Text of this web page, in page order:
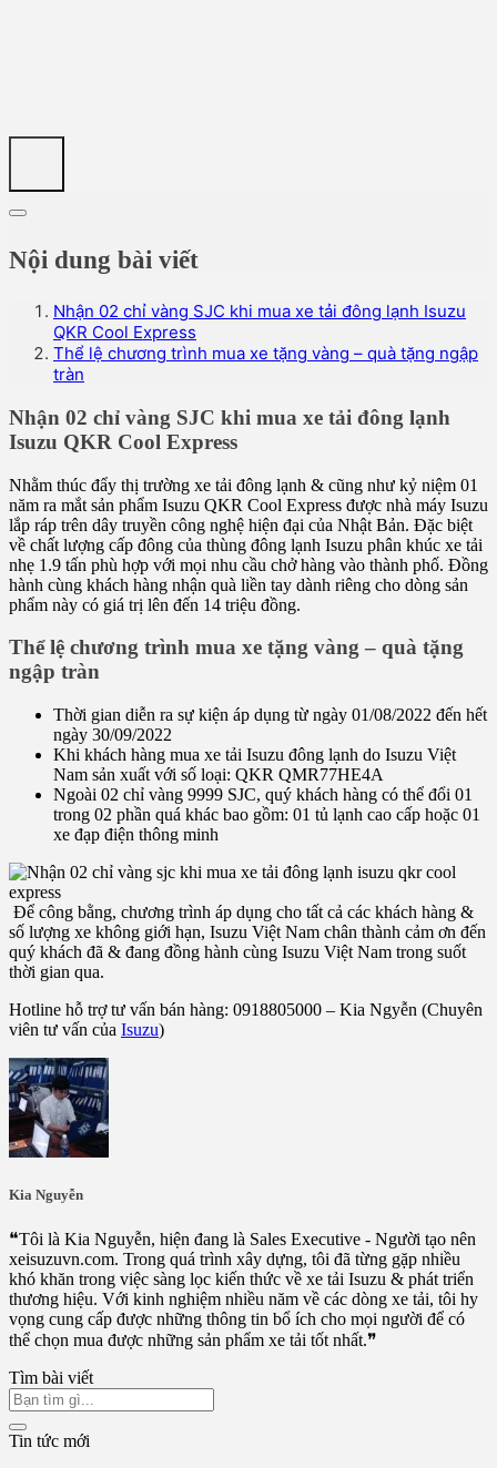
Nội dung bài viết
Nhận 02 chỉ vàng SJC khi mua xe tải đông lạnh Isuzu
QKR Cool Express
Thể lệ chương trình mua xe tặng vàng – quà tặng ngập
tràn
Nhận 02 chỉ vàng SJC khi mua xe tải đông lạnh
Isuzu QKR Cool Express
Nhằm thúc đẩy thị trường xe tải đông lạnh & cũng như kỷ niệm 01
năm ra mắt sản phẩm Isuzu QKR Cool Express được nhà máy Isuzu
lắp ráp trên dây truyền công nghệ hiện đại của Nhật Bản. Đặc biệt
về chất lượng cấp đông của thùng đông lạnh Isuzu phân khúc xe tải
nhẹ 1.9 tấn phù hợp với mọi nhu cầu chở hàng vào thành phố. Đồng
hành cùng khách hàng nhận quà liền tay dành riêng cho dòng sản
phẩm này có giá trị lên đến 14 triệu đồng.
Thể lệ chương trình mua xe tặng vàng – quà tặng
ngập tràn
Thời gian diễn ra sự kiện áp dụng từ ngày 01/08/2022 đến hết
ngày 30/09/2022
Khi khách hàng mua xe tải Isuzu đông lạnh do Isuzu Việt
Nam sản xuất với số loại: QKR QMR77HE4A
Ngoài 02 chỉ vàng 9999 SJC, quý khách hàng có thể đổi 01
trong 02 phần quá khác bao gồm: 01 tủ lạnh cao cấp hoặc 01
xe đạp điện thông minh
Để công bằng, chương trình áp dụng cho tất cả các khách hàng &
số lượng xe không giới hạn, Isuzu Việt Nam chân thành cảm ơn đến
quý khách đã & đang đồng hành cùng Isuzu Việt Nam trong suốt
thời gian qua.
Hotline hỗ trợ tư vấn bán hàng: 0918805000 – Kia Ngyễn (Chuyên
viên tư vấn của Isuzu)
Kia Nguyễn
❝Tôi là Kia Nguyễn, hiện đang là Sales Executive - Người tạo nên
xeisuzuvn.com. Trong quá trình xây dựng, tôi đã từng gặp nhiều
khó khăn trong việc sàng lọc kiến thức về xe tải Isuzu & phát triển
thương hiệu. Với kinh nghiệm nhiều năm về các dòng xe tải, tôi hy
vọng cung cấp được những thông tin bổ ích cho mọi người để có
thể chọn mua được những sản phẩm xe tải tốt nhất.❞
Tìm bài viết
Tin tức mới